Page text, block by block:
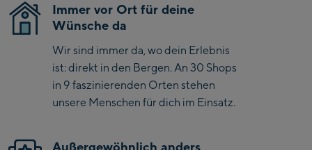
Bergstation / Top
station
Saalfelden:
Saalfelden
Saalbach:
Immer vor Ort für deine
Wünsche da
Wir sind immer da, wo dein Erlebnis
ist: direkt in den Bergen. An 30 Shops
in 9 faszinierenden Orten stehen
unsere Menschen für dich im Einsatz.
Außergewöhnlich anders